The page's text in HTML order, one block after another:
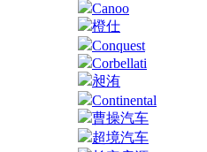
Canoo
橙仕
Conquest
Corbellati
昶洧
Continental
曹操汽车
超境汽车